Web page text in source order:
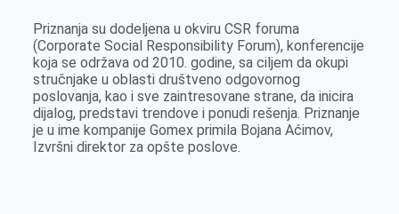
Priznanja su dodeljena u okviru CSR foruma
(Corporate Social Responsibility Forum), konferencije
koja se održava od 2010. godine, sa ciljem da okupi
stručnjake u oblasti društveno odgovornog
poslovanja, kao i sve zaintresovane strane, da inicira
dijalog, predstavi trendove i ponudi rešenja. Priznanje
je u ime kompanije Gomex primila Bojana Aćimov,
Izvršni direktor za opšte poslove.